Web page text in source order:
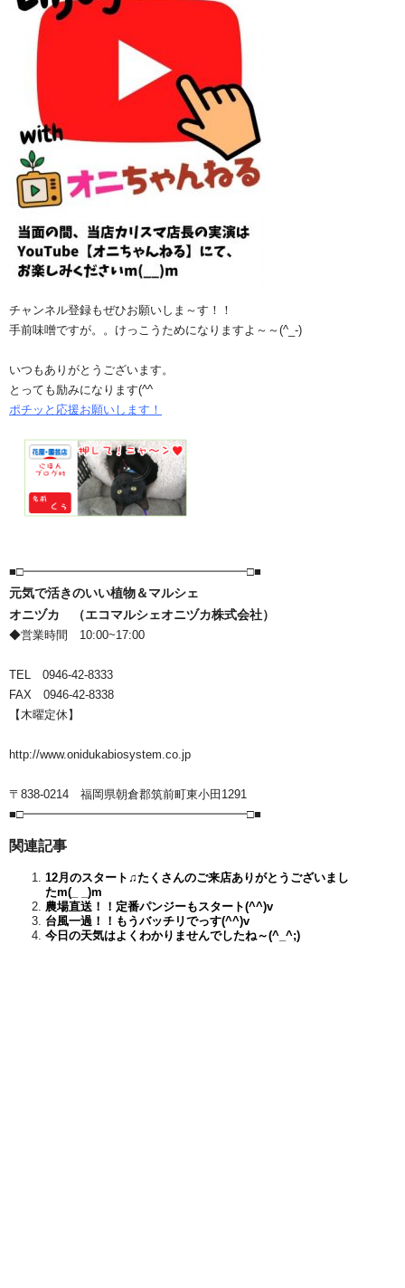
チャンネル登録もぜひお願いしま～す！！
手前味噌ですが。。けっこうためになりますよ～～(^_-)
いつもありがとうございます。
とっても励みになります(^^ゞ
ポチッと応援お願いします！
■□━━━━━━━━━━━━━━━━━━━□■
元気で活きのいい植物＆マルシェ
オニヅカ （エコマルシェオニヅカ株式会社）
◆営業時間 10:00~17:00
TEL 0946-42-8333
FAX 0946-42-8338
【木曜定休】
http://www.onidukabiosystem.co.jp
〒838-0214 福岡県朝倉郡筑前町東小田1291
■□━━━━━━━━━━━━━━━━━━━□■
関連記事
12月のスタート♫たくさんのご来店ありがとうございまし
たm(_ _)m
農場直送！！定番パンジーもスタート(^^)v
台風一過！！もうバッチリでっす(^^)v
今日の天気はよくわかりませんでしたね～(^_^;)